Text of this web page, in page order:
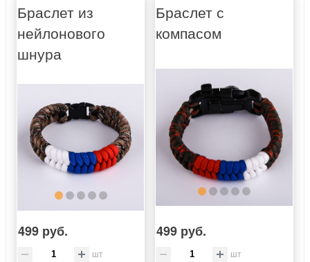
Браслет из
нейлонового
шнура
499 руб.
шт
Браслет с
компасом
499 руб.
шт